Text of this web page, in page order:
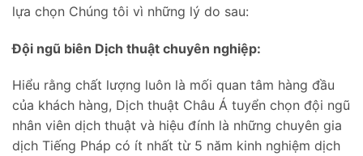
lựa chọn Chúng tôi vì những lý do sau:
Đội ngũ biên Dịch thuật chuyên nghiệp:
Hiểu rằng chất lượng luôn là mối quan tâm hàng đầu
của khách hàng, Dịch thuật Châu Á tuyển chọn đội ngũ
nhân viên dịch thuật và hiệu đính là những chuyên gia
dịch Tiếng Pháp có ít nhất từ 5 năm kinh nghiệm dịch